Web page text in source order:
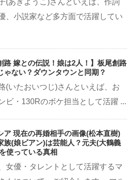
、小説家など多方面で活躍してい
路 嫁との伝説！娘は2人！】板尾創路
ゃない？ダウンタウンと同期？
(いたおいつじ)さんといえば、お
ビ・130Rのボケ担当として活躍 ...
ア 現在の再婚相手の画像(松本直樹)
族(娘ビアン)は芸能人？元夫(大鶴義
使っている真相
女優・タレントとして活躍するマ